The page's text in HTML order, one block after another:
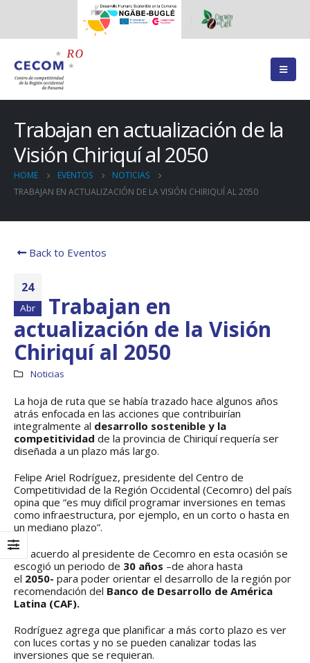
Trabajan en actualización de la
Visión Chiriquí al 2050
HOME EVENTOS
NOTICIAS
TRABAJAN EN ACTUALIZACIÓN DE LA VISIÓN CHIRIQUÍ AL 2050
Back to Eventos
24
Abr
Trabajan en
actualización de la Visión
Chiriquí al 2050
Noticias
La hoja de ruta que se había trazado hace algunos años
atrás enfocada en las acciones que contribuirían
integralmente al desarrollo sostenible y la
competitividad de la provincia de Chiriquí requería ser
diseñada a un plazo más largo.
Felipe Ariel Rodríguez, presidente del Centro de
Competitividad de la Región Occidental (Cecomro) del país
opina que “es muy difícil programar inversiones en temas
como infraestructura, por ejemplo, en un corto o hasta en
un mediano plazo”.
De acuerdo al presidente de Cecomro en esta ocasión se
escogió un periodo de 30 años –de ahora hasta
el 2050- para poder orientar el desarrollo de la región por
recomendación del Banco de Desarrollo de América
Latina (CAF).
Rodríguez agrega que planificar a más corto plazo es ver
con luces cortas y no se pueden canalizar todas las
inversiones que se requieran.
Boletín Informativo
No.1 – Soluciones
Integrales
13 junio, 2025
MEF fortalece la
integración de
perspectivas
regionales en el Plan
Estratégico de Gobierno 2025-
2029
27 diciembre, 2024
Estrategia para
Impulsar el Tren
Panamá – CECOM RO
19 octubre, 2024
con el presidente
Raúl Mulino
6 septiembre, 2024